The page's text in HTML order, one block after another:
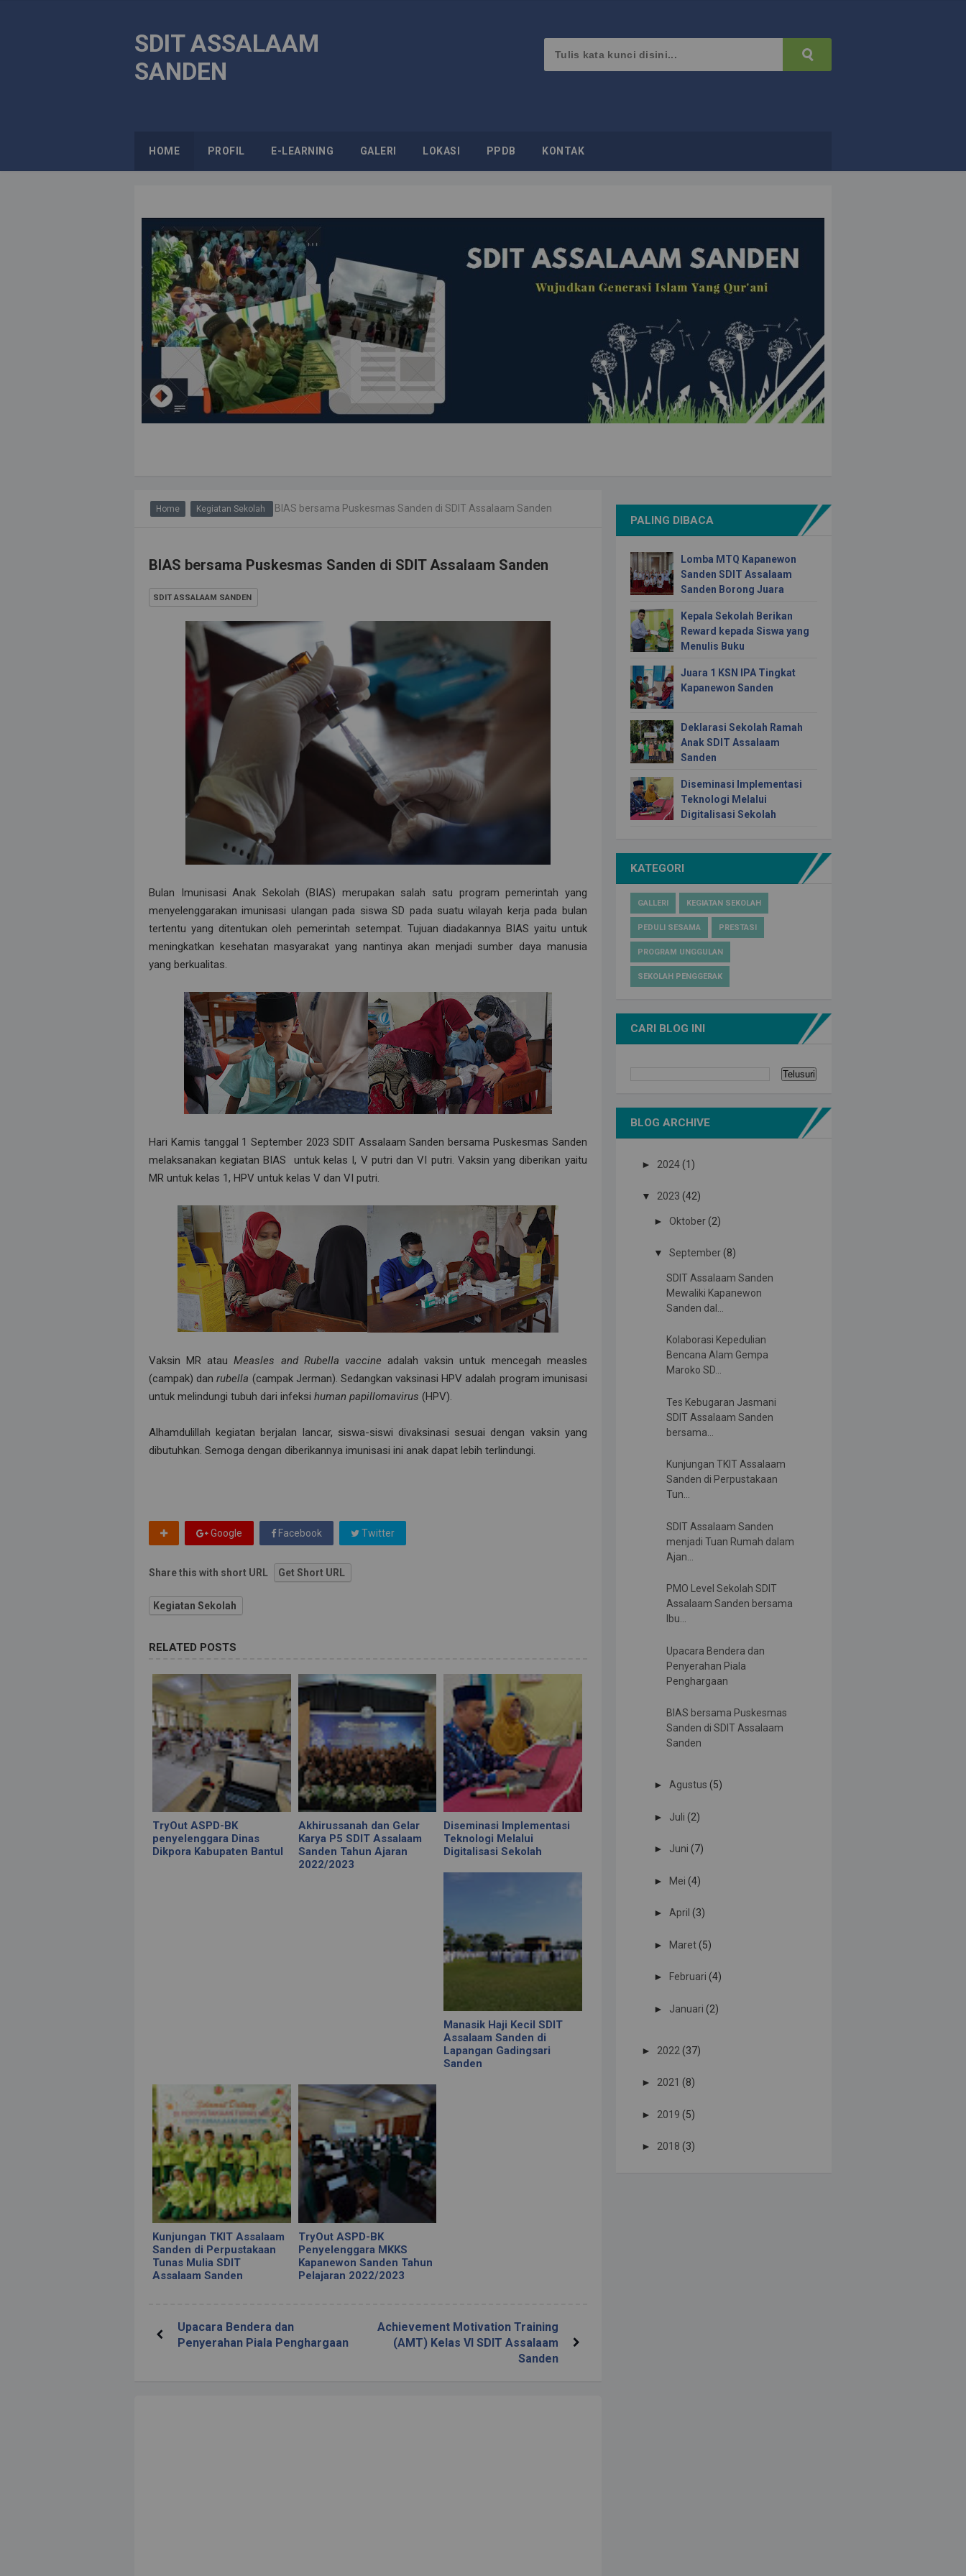
SDIT ASSALAAM
SANDEN
HOME PROFIL E-LEARNING GALERI LOKASI PPDB KONTAK
Home Kegiatan Sekolah BIAS bersama Puskesmas Sanden di SDIT Assalaam Sanden
BIAS bersama Puskesmas Sanden di SDIT Assalaam Sanden
SDIT ASSALAAM SANDEN
Bulan Imunisasi Anak Sekolah (BIAS) merupakan salah satu program pemerintah yang
menyelenggarakan imunisasi ulangan pada siswa SD pada suatu wilayah kerja pada bulan
tertentu yang ditentukan oleh pemerintah setempat. Tujuan diadakannya BIAS yaitu untuk
meningkatkan kesehatan masyarakat yang nantinya akan menjadi sumber daya manusia
yang berkualitas.
Hari Kamis tanggal 1 September 2023 SDIT Assalaam Sanden bersama Puskesmas Sanden
melaksanakan kegiatan BIAS untuk kelas I, V putri dan VI putri. Vaksin yang diberikan yaitu
MR untuk kelas 1, HPV untuk kelas V dan VI putri.
Vaksin MR atauMeasles and Rubella vaccine adalah vaksin untuk mencegah measles
(campak) danrubella (campak Jerman). Sedangkan vaksinasi HPV adalah program imunisasi
untuk melindungi tubuh dari infeksi human papillomavirus (HPV).
Alhamdulillah kegiatan berjalan lancar, siswa-siswi divaksinasi sesuai dengan vaksin yang
dibutuhkan. Semoga dengan diberikannya imunisasi ini anak dapat lebih terlindungi.
Google Facebook Twitter
Share this with short URL Get Short URL
Kegiatan Sekolah
RELATED POSTS
TryOut ASPD-BK
penyelenggara Dinas
Dikpora Kabupaten Bantul
Akhirussanah dan Gelar
Karya P5 SDIT Assalaam
Sanden Tahun Ajaran
2022/2023
Diseminasi Implementasi
Teknologi Melalui
Digitalisasi Sekolah
Manasik Haji Kecil SDIT
Assalaam Sanden di
Lapangan Gadingsari
Sanden
Kunjungan TKIT Assalaam
Sanden di Perpustakaan
Tunas Mulia SDIT
Assalaam Sanden
TryOut ASPD-BK
Penyelenggara MKKS
Kapanewon Sanden Tahun
Pelajaran 2022/2023
Upacara Bendera dan
Penyerahan Piala Penghargaan
Achievement Motivation Training
(AMT) Kelas VI SDIT Assalaam
Sanden
PALING DIBACA
Lomba MTQ Kapanewon
Sanden SDIT Assalaam
Sanden Borong Juara
Kepala Sekolah Berikan
Reward kepada Siswa yang
Menulis Buku
Juara 1 KSN IPA Tingkat
Kapanewon Sanden
Deklarasi Sekolah Ramah
Anak SDIT Assalaam
Sanden
Diseminasi Implementasi
Teknologi Melalui
Digitalisasi Sekolah
KATEGORI
GALLERI KEGIATAN SEKOLAH
PEDULI SESAMA PRESTASI
PROGRAM UNGGULAN
SEKOLAH PENGGERAK
CARI BLOG INI
BLOG ARCHIVE
► 2024 (1)
▼ 2023 (42)
► Oktober (2)
▼ September (8)
SDIT Assalaam Sanden
Mewaliki Kapanewon
Sanden dal...
Kolaborasi Kepedulian
Bencana Alam Gempa
Maroko SD...
Tes Kebugaran Jasmani
SDIT Assalaam Sanden
bersama...
Kunjungan TKIT Assalaam
Sanden di Perpustakaan
Tun...
SDIT Assalaam Sanden
menjadi Tuan Rumah dalam
Ajan...
PMO Level Sekolah SDIT
Assalaam Sanden bersama
Ibu...
Upacara Bendera dan
Penyerahan Piala
Penghargaan
BIAS bersama Puskesmas
Sanden di SDIT Assalaam
Sanden
►Agustus (5)
► Juli (2)
► Juni (7)
► Mei (4)
►April (3)
► Maret (5)
► Februari (4)
► Januari (2)
► 2022 (37)
► 2021 (8)
► 2019 (5)
► 2018 (3)